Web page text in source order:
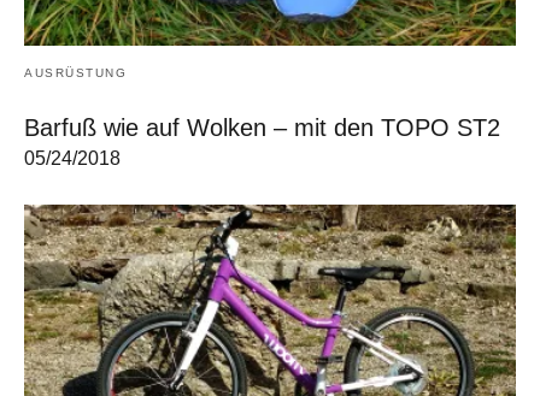
AUSRÜSTUNG
Barfuß wie auf Wolken – mit den TOPO ST2
05/24/2018